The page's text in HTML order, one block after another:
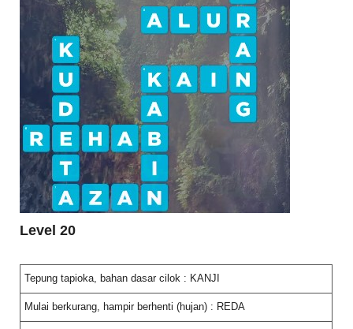
Level 20
Tepung tapioka, bahan dasar cilok : KANJI
Mulai berkurang, hampir berhenti (hujan) : REDA